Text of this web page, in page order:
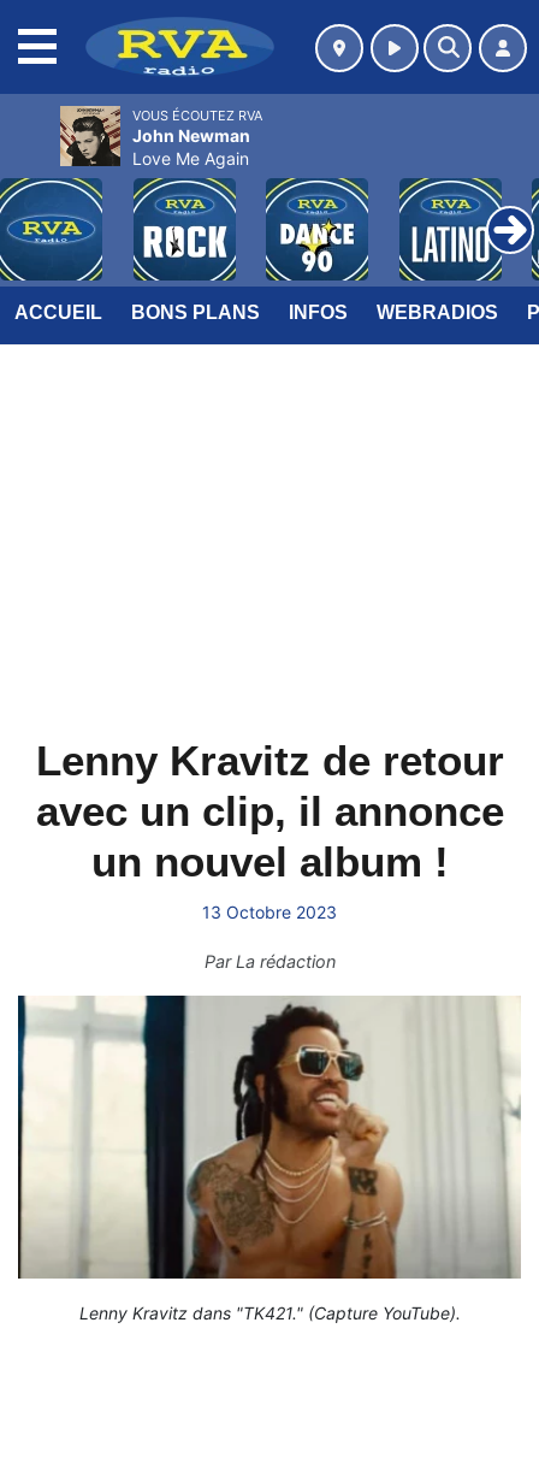
ACCUEIL BONS PLANS INFOS WEBRADIOS
Lenny Kravitz de retour
avec un clip, il annonce
un nouvel album !
13 Octobre 2023
ParLa rédaction
Lenny Kravitz dans "TK421." (Capture YouTube).
VOUS ÉCOUTEZ RVA
John Newman
Love Me Again